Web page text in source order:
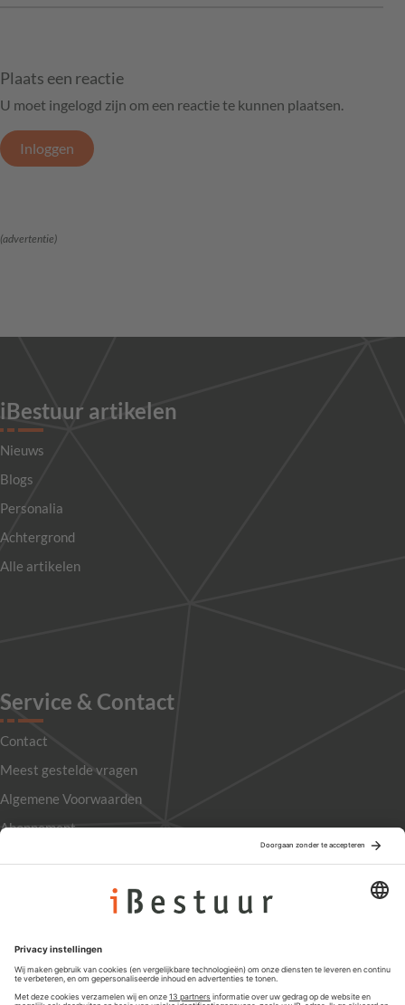
Plaats een reactie
U moet ingelogd zijn om een reactie te kunnen plaatsen.
Inloggen
(advertentie)
iBestuur artikelen
Nieuws
Blogs
Personalia
Achtergrond
Alle artikelen
Service & Contact
Contact
Meest gestelde vragen
Algemene Voorwaarden
Abonnement
Privacyinstellingen